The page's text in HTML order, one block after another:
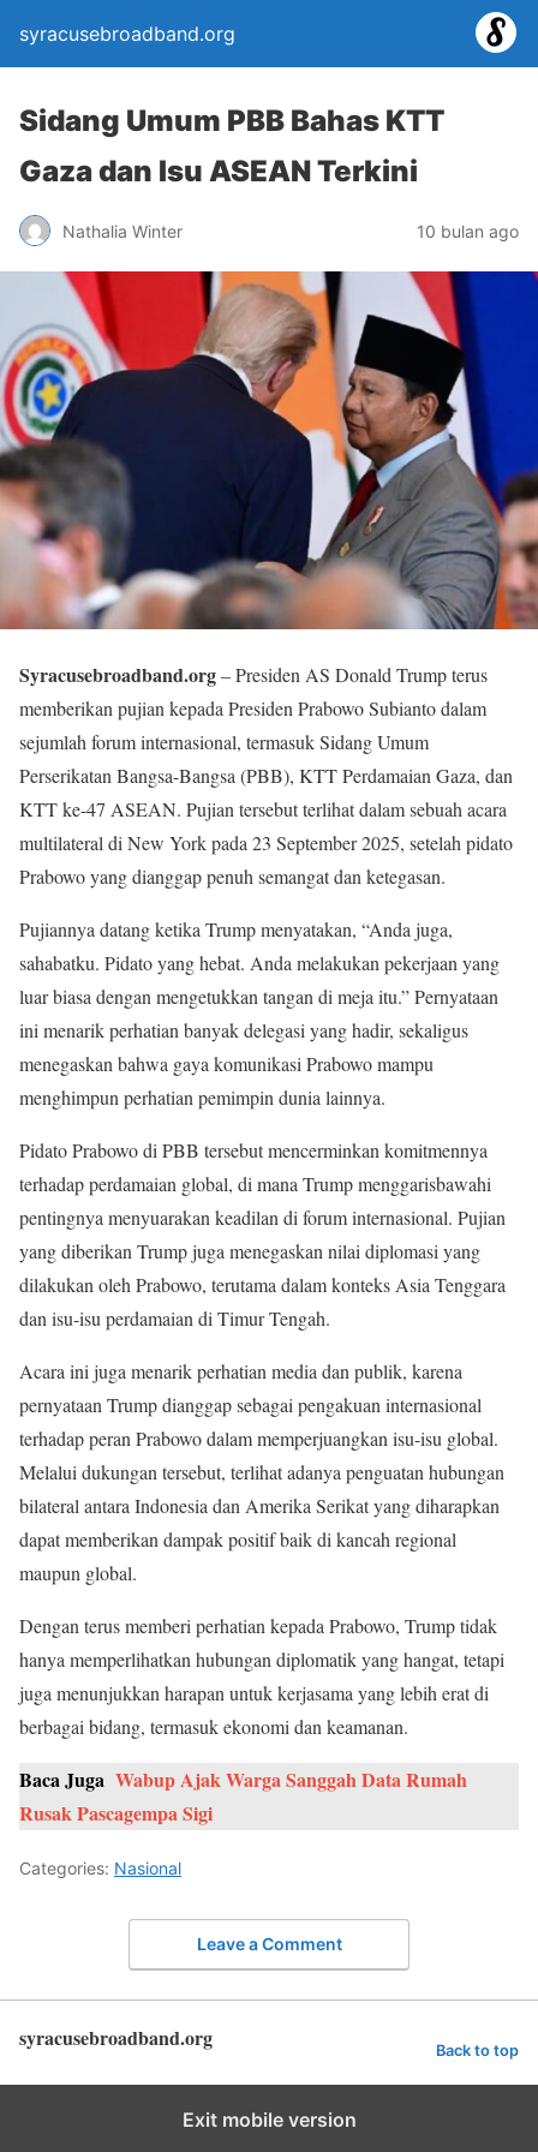
syracusebroadband.org
Sidang Umum PBB Bahas KTT
Gaza dan Isu ASEAN Terkini
Nathalia Winter 10 bulan ago
Syracusebroadband.org– Presiden AS Donald Trump terus
memberikan pujian kepada Presiden Prabowo Subianto dalam
sejumlah forum internasional, termasuk Sidang Umum
Perserikatan Bangsa-Bangsa (PBB), KTT Perdamaian Gaza, dan
KTT ke-47 ASEAN. Pujian tersebut terlihat dalam sebuah acara
multilateral di New York pada 23 September 2025, setelah pidato
Prabowo yang dianggap penuh semangat dan ketegasan.
Pujiannya datang ketika Trump menyatakan, “Anda juga,
sahabatku. Pidato yang hebat. Anda melakukan pekerjaan yang
luar biasa dengan mengetukkan tangan di meja itu.” Pernyataan
ini menarik perhatian banyak delegasi yang hadir, sekaligus
menegaskan bahwa gaya komunikasi Prabowo mampu
menghimpun perhatian pemimpin dunia lainnya.
Pidato Prabowo di PBB tersebut mencerminkan komitmennya
terhadap perdamaian global, di mana Trump menggarisbawahi
pentingnya menyuarakan keadilan di forum internasional. Pujian
yang diberikan Trump juga menegaskan nilai diplomasi yang
dilakukan oleh Prabowo, terutama dalam konteks Asia Tenggara
dan isu-isu perdamaian di Timur Tengah.
Acara ini juga menarik perhatian media dan publik, karena
pernyataan Trump dianggap sebagai pengakuan internasional
terhadap peran Prabowo dalam memperjuangkan isu-isu global.
Melalui dukungan tersebut, terlihat adanya penguatan hubungan
bilateral antara Indonesia dan Amerika Serikat yang diharapkan
dapat memberikan dampak positif baik di kancah regional
maupun global.
Dengan terus memberi perhatian kepada Prabowo, Trump tidak
hanya memperlihatkan hubungan diplomatik yang hangat, tetapi
juga menunjukkan harapan untuk kerjasama yang lebih erat di
berbagai bidang, termasuk ekonomi dan keamanan.
Baca Juga Wabup Ajak Warga Sanggah Data Rumah
Rusak Pascagempa Sigi
Categories: Nasional
Leave a Comment
syracusebroadband.org Back to top
Exit mobile version